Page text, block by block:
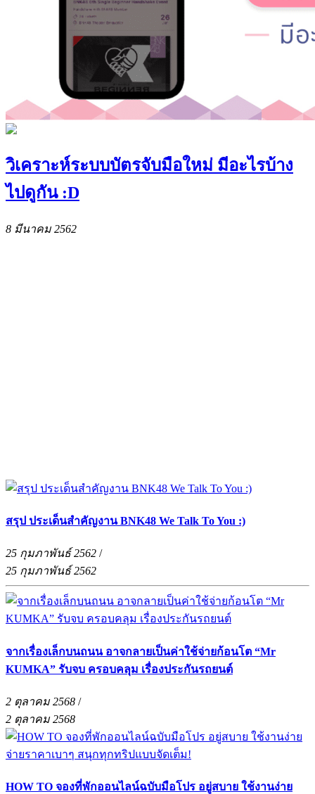
วิเคราะห์ระบบบัตรจับมือใหม่ มีอะไรบ้าง
ไปดูกัน :D
8 มีนาคม 2562
สรุป ประเด็นสำคัญงาน BNK48 We Talk To You :)
25 กุมภาพันธ์ 2562 /
25 กุมภาพันธ์ 2562
จากเรื่องเล็กบนถนน อาจกลายเป็นค่าใช้จ่ายก้อนโต “Mr
KUMKA” รับจบ ครอบคลุม เรื่องประกันรถยนต์
2 ตุลาคม 2568 /
2 ตุลาคม 2568
HOW TO จองที่พักออนไลน์ฉบับมือโปร อยู่สบาย ใช้งานง่าย